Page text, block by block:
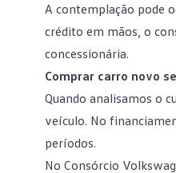
A contemplação pode
crédito em mãos, o
concessionária.
Comprar carro novo
Quando analisamos o
veículo. No
períodos.
No Consórcio